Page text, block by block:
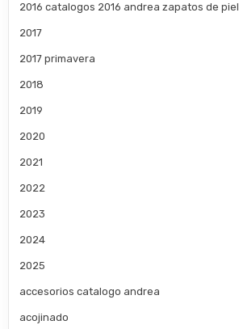
2016 catalogos 2016 andrea zapatos de piel
2017
2017 primavera
2018
2019
2020
2021
2022
2023
2024
2025
accesorios catalogo andrea
acojinado